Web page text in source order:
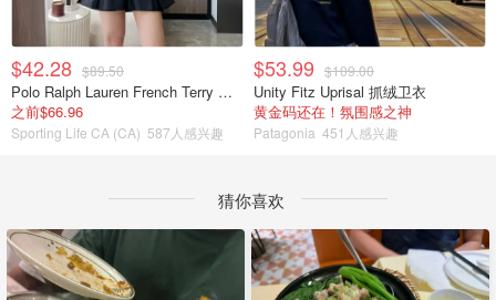
$42.28 $89.50
Polo Ralph Lauren French Terry 女童连帽卫衣 7-16码
之前$66.96
Sporting Life CA (CA) 587人感兴趣
$53.99 $109.00
Unity Fitz Uprisal 抓绒卫衣
黄金码还在！氛围感之神
Patagonia 451人感兴趣
猜你喜欢